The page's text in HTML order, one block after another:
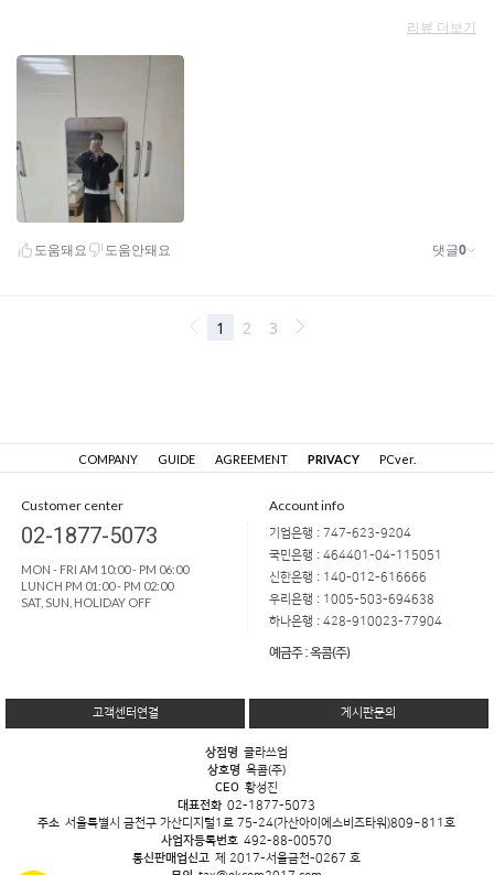
COMPANY GUIDE AGREEMENT PRIVACY PCver.
Customer center
02-1877-5073
MON - FRI AM 10:00 - PM 06:00
LUNCH PM 01:00 - PM 02:00
SAT, SUN, HOLIDAY OFF
Account info
기업은행 : 747-623-9204
국민은행 : 464401-04-115051
신한은행 : 140-012-616666
우리은행 : 1005-503-694638
하나은행 : 428-910023-77904
예금주 : 옥콤(주)
고객센터연결 게시판문의
상점명 클라쓰업
상호명 옥콤(주)
CEO 황성진
대표전화 02-1877-5073
주소 서울특별시 금천구 가산디지털1로 75-24(가산아이에스비즈타워)809~811호
사업자등록번호 492-88-00570
통신판매업신고 제 2017-서울금천-0267 호